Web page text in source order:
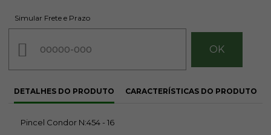
Simular Frete e Prazo
DETALHES DO PRODUTO CARACTERÍSTICAS DO PRODUTO
Pincel Condor N:454 - 16